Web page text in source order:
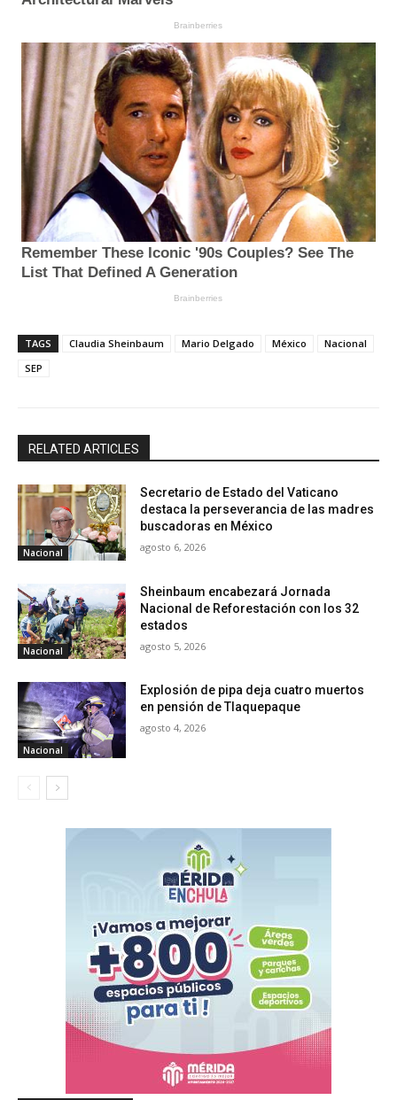
TAGS Claudia Sheinbaum Mario Delgado México
Nacional
SEP
RELATED ARTICLES
Nacional
Secretario de Estado del Vaticano
destaca la perseverancia de las madres
buscadoras en México
agosto 6, 2026
Nacional
Sheinbaum encabezará Jornada
Nacional de Reforestación con los 32
estados
agosto 5, 2026
Nacional
Explosión de pipa deja cuatro muertos
en pensión de Tlaquepaque
agosto 4, 2026